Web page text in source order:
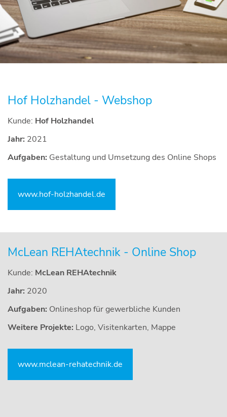
Hof Holzhandel - Webshop
Kunde: Hof Holzhandel
Jahr: 2021
Aufgaben: Gestaltung und Umsetzung des Online Shops
www.hof-holzhandel.de
McLean REHAtechnik - Online Shop
Kunde: McLean REHAtechnik
Jahr: 2020
Aufgaben: Onlineshop für gewerbliche Kunden
Weitere Projekte: Logo, Visitenkarten, Mappe
www.mclean-rehatechnik.de